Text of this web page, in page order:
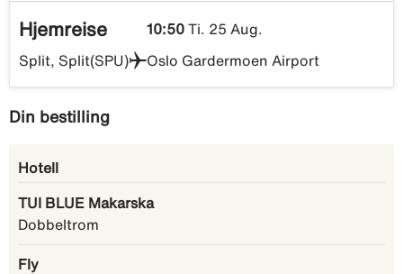
Hjemreise 10:50Ti. 25 Aug.
Split, Split(SPU) Oslo Gardermoen Airport
Din bestilling
Hotell
TUI BLUE Makarska
Dobbeltrom
Fly